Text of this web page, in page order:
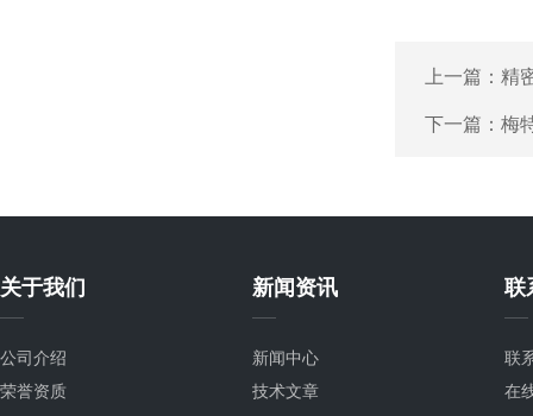
上一篇： 精
下一篇： 梅
关于我们
公司介绍
荣誉资质
新闻资讯
新闻中心
技术文章
联
联
在